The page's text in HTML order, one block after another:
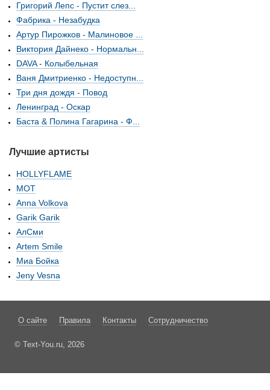
Григорий Лепс - Пустит слез...
Фабрика - Незабудка
Артур Пирожков - Малиновое ...
Виктория Дайнеко - Нормальн...
DAVA - Колыбельная
Ваня Дмитриенко - Недоступн...
Три дня дождя - Повод
Ленинград - Оскар
Баста & Полина Гагарина - Ф...
Лучшие артисты
HOLLYFLAME
МОТ
Anna Volkova
Garik Garik
АлСми
Artem Smile
Миа Бойка
Jeny Vesna
О сайте Правила Контакты Сотрудничество
© Text-You.ru, 2026